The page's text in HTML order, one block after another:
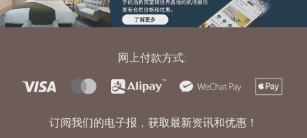
网上付款方式:
订阅我们的电子报，获取最新资讯和优惠！